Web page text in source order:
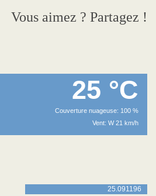
Vous aimez ? Partagez !
25 °C
Couverture nuageuse: 100 %
Vent: W 21 km/h
25.091196